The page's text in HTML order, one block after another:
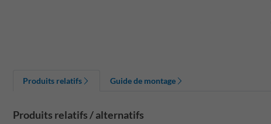
Produits relatifs Guide de montage
Produits relatifs / alternatifs